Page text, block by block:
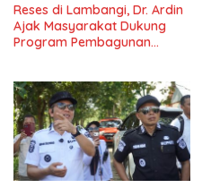
Reses di Lambangi, Dr. Ardin
Ajak Masyarakat Dukung
Program Pembagunan